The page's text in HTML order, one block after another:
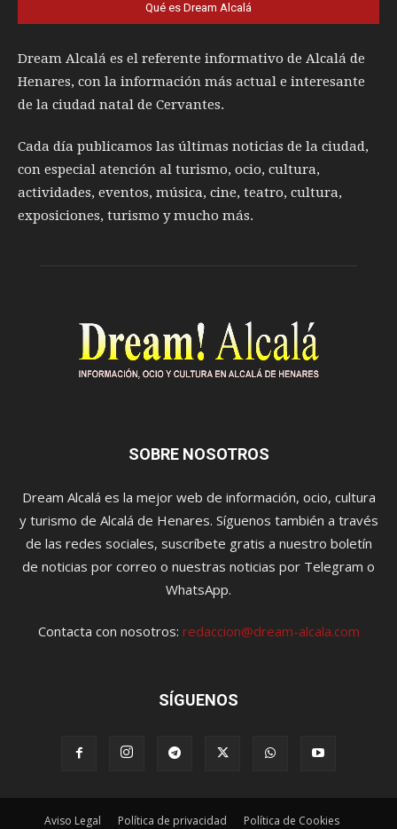
Qué es Dream Alcalá
Dream Alcalá es el referente informativo de Alcalá de
Henares, con la información más actual e interesante
de la ciudad natal de Cervantes.
Cada día publicamos las últimas noticias de la ciudad,
con especial atención al turismo, ocio, cultura,
actividades, eventos, música, cine, teatro, cultura,
exposiciones, turismo y mucho más.
SOBRE NOSOTROS
Dream Alcalá es la mejor web de información, ocio, cultura
y turismo de Alcalá de Henares. Síguenos también a través
de las redes sociales, suscríbete gratis a nuestro boletín
de noticias por correo o nuestras noticias por Telegram o
WhatsApp.
Contacta con nosotros: redaccion@dream-alcala.com
SÍGUENOS
Aviso Legal Política de privacidad Política de Cookies